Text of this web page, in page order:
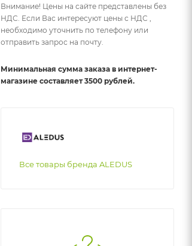
Внимание! Цены на сайте представлены без
НДС. Если Вас интересуют цены с НДС ,
необходимо уточнить по телефону или
отправить запрос на почту.
Минимальная сумма заказа в интернет-
магазине составляет 3500 рублей.
Все товары бренда ALEDUS